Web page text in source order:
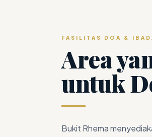
FASILITAS DOA &
Area
untuk
Bukit Rhema